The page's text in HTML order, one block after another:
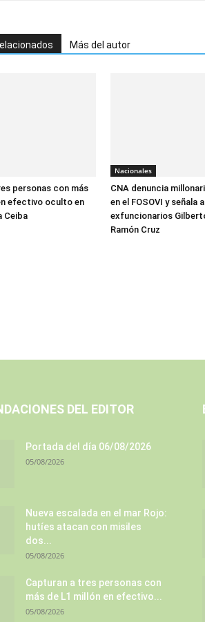
Más del autor
personas con más
efectivo oculto en
Ceiba
Nacionales
CNA denuncia
en el FOSOVI y señala a
exfuncionarios
Ramón Cruz
DEL EDITOR
Portada del día 06/08/2026
05/08/2026
Nueva escalada en el mar Rojo:
hutíes atacan con misiles
dos...
05/08/2026
Capturan a tres personas con
más de L1 millón en efectivo...
05/08/2026